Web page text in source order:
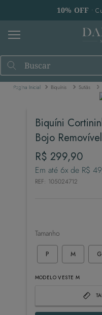
10% OFF •
Buscar
Biquínis Sutiãs
Biquíni
Bojo
R$ 299,90
Em até 6x de R$ 49
REF: 105024712
Tamanho
P M G
MODELO VESTE M